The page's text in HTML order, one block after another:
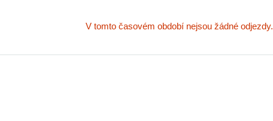
V tomto časovém období nejsou žádné odjezdy.